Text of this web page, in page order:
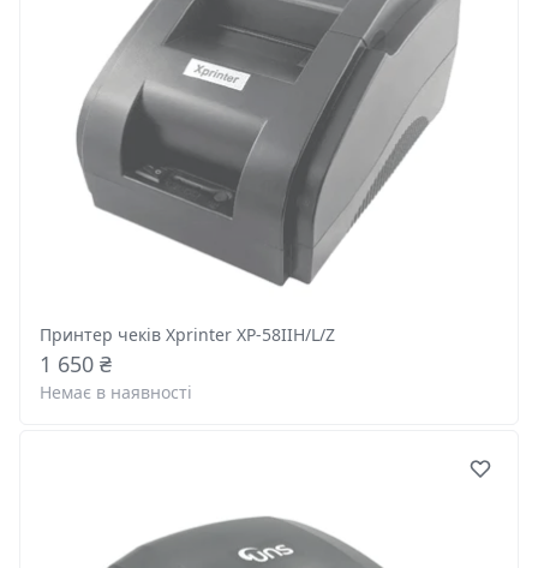
Принтер чеків Xprinter XP-58IIН/L/Z
1 650 ₴
Немає в наявності